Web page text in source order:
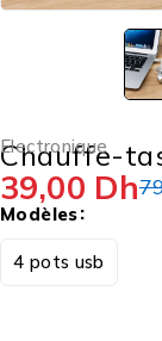
Electronique
Chauffe-
39,00 Dh
Modèles
4 pots usb